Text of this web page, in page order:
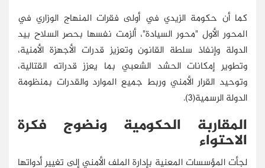
كما أن حكومة الزيدي في أولى فقرات المنهاج الوزاري في
المحور الأول "محور السيادة"، ألزمت نفسها بحصر السلاح بيد
الدولة وإنفاذ سلطة القانون وتعزيز قدرات الأجهزة الأمنية،
وتطوير إمكانات الحشد الشعبي بما يعزز قدراته القتالية،
وتوحيد القرار الأمني وربط جميع الموارد والقدرات بمنظومة
الدولة الرسمية(3).
المقاربة الحكومية ونضوج فكرة
الاحتواء
لجأت المؤسسات المعنية بإدارة الملف الأمني إلى تغيير أدواتها